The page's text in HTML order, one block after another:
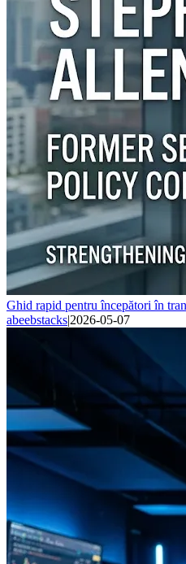
Ghid rapid pentru începători în
abeebstacks|2026-05-07